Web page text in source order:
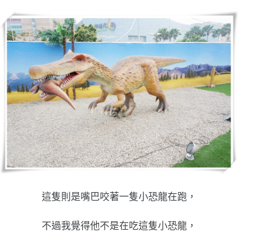
這隻則是嘴巴咬著一隻小恐龍在跑，
不過我覺得他不是在吃這隻小恐龍，